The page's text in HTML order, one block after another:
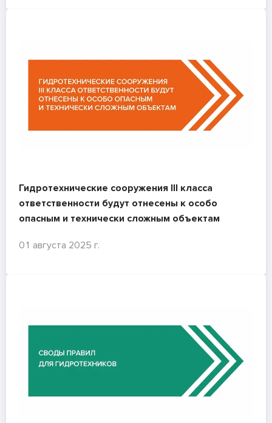
Гидротехнические сооружения III класса
ответственности будут отнесены к особо
опасным и технически сложным объектам
01 августа 2025 г.